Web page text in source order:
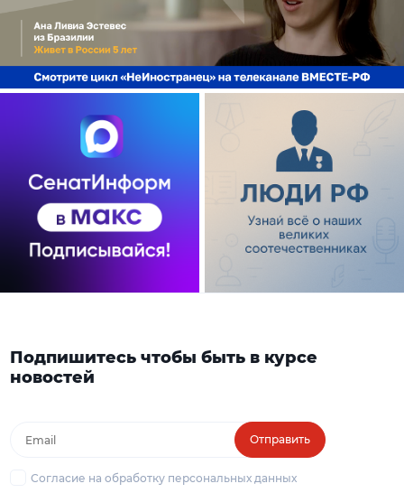
Подпишитесь чтобы быть в курсе
новостей
Отправить
Согласие на обработку персональных данных